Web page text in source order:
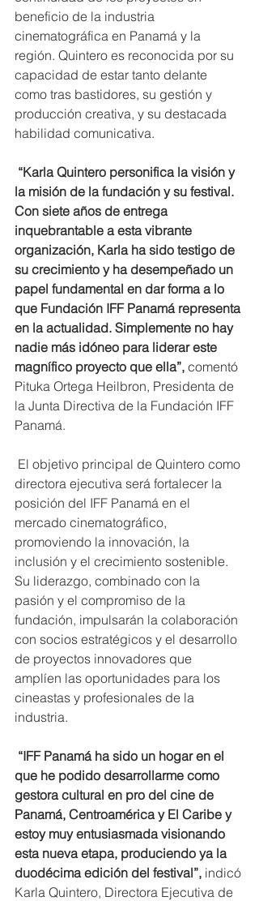
beneficio de la industria
cinematográfica en Panamá y la
región. Quintero es reconocida por su
capacidad de estar tanto delante
como tras bastidores, su gestión y
producción creativa, y su destacada
habilidad comunicativa.
“Karla Quintero personifica la visión y
la misión de la fundación y su festival.
Con siete años de entrega
inquebrantable a esta vibrante
organización, Karla ha sido testigo de
su crecimiento y ha desempeñado un
papel fundamental en dar forma a lo
que Fundación IFF Panamá representa
en la actualidad. Simplemente no hay
nadie más idóneo para liderar este
magnífico proyecto que ella”, comentó
Pituka Ortega Heilbron, Presidenta de
la Junta Directiva de la Fundación IFF
Panamá.
directora ejecutiva será fortalecer la
posición del IFF Panamá en el
mercado cinematográfico,
promoviendo la innovación, la
inclusión y el crecimiento sostenible.
Su liderazgo, combinado con la
pasión y el compromiso de la
fundación, impulsarán la colaboración
con socios estratégicos y el desarrollo
de proyectos innovadores que
amplíen las oportunidades para los
cineastas y profesionales de la
industria.
“IFF Panamá ha sido un hogar en el
que he podido desarrollarme como
gestora cultural en pro del cine de
Panamá, Centroamérica y El Caribe y
estoy muy entusiasmada visionando
esta nueva etapa, produciendo ya la
duodécima edición del festival”, indicó
Karla Quintero, Directora Ejecutiva de